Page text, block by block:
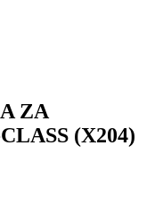
ZA
(X204)